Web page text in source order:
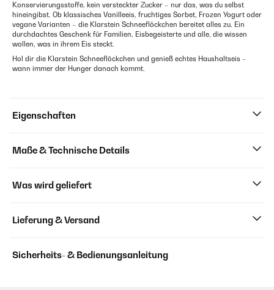
Konservierungsstoffe, kein versteckter Zucker – nur das, was du selbst
hineingibst. Ob klassisches Vanilleeis, fruchtiges Sorbet, Frozen Yogurt oder
vegane Varianten – die Klarstein Schneeflöckchen bereitet alles zu. Ein
durchdachtes Geschenk für Familien, Eisbegeisterte und alle, die wissen
wollen, was in ihrem Eis steckt.
Hol dir die Klarstein Schneeflöckchen und genieß echtes Haushaltseis –
wann immer der Hunger danach kommt.
Eigenschaften
Maße & Technische Details
Was wird geliefert
Lieferung & Versand
Sicherheits- & Bedienungsanleitung